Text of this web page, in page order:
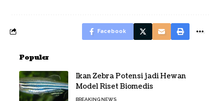
Facebook
Populer
Ikan Zebra Potensi jadi Hewan
Model Riset Biomedis
BREAKING NEWS